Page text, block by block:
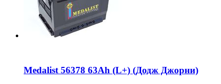
Medalist 56378 63Ah (L+) (Додж Джорни)